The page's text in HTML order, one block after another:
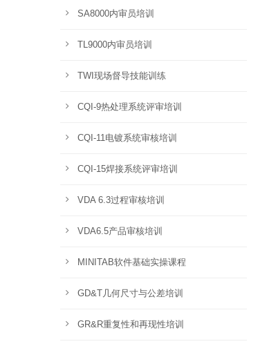
SA8000内审员培训
TL9000内审员培训
TWI现场督导技能训练
CQI-9热处理系统评审培训
CQI-11电镀系统审核培训
CQI-15焊接系统评审培训
VDA 6.3过程审核培训
VDA6.5产品审核培训
MINITAB软件基础实操课程
GD&T几何尺寸与公差培训
GR&R重复性和再现性培训